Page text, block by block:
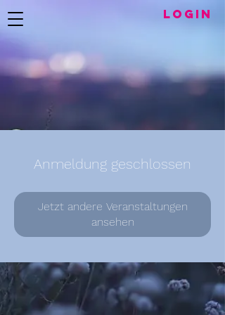
LogIN
Anmeldung geschlossen
Jetzt andere Veranstaltungen
ansehen